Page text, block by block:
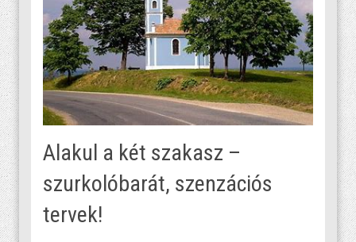
Alakul a két szakasz –
szurkolóbarát, szenzációs
tervek!